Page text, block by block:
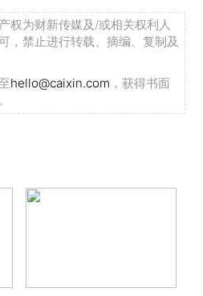
权为财新传媒及/或相关权利人
，禁止进行转载、摘编、复制及
hello@caixin.com ，获得书面